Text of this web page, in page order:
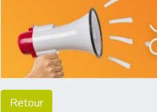
Retour